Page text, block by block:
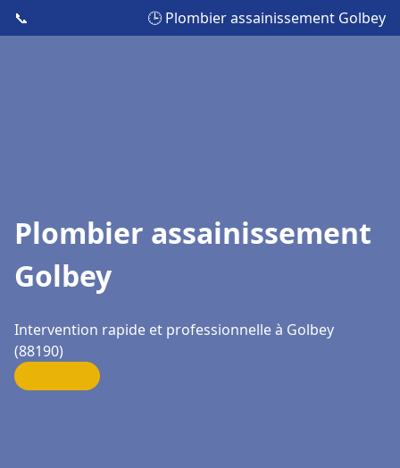
📞 🕒 Plombier assainissement Golbey
Plombier assainissement
Golbey
Intervention rapide et professionnelle à Golbey
(88190)